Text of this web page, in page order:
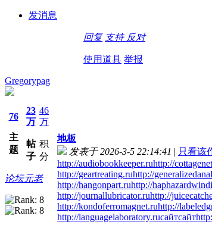
发消息
回复 支持 反对
使用道具 举报
Gregorypag
76
主
题
23
万
帖
子
46
万
积
分
论坛元老
地板
发表于 2026-3-5 22:14:41 | 只看该
http://audiobookkeeper.ruhttp://
http://geartreating.ruhttp://
http://hangonpart.ruhttp://
http://journallubricator.ruhttp://
http://kondoferromagnet.ruhttp://
http://languagelaboratory.ruсайтсайт